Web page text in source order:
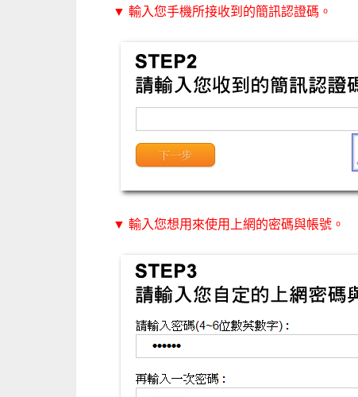
▼ 輸入您手機所接收到的簡訊認證碼。
▼ 輸入您想用來使用上網的密碼與帳號。